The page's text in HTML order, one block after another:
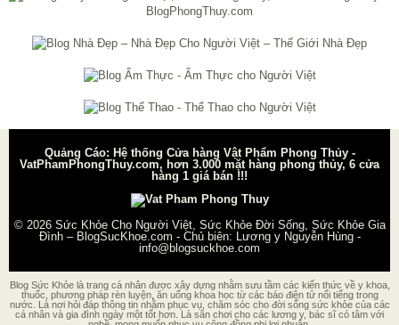
Quảng Cáo: Hệ thống Cửa hàng Vật Phẩm Phong Thủy -
VatPhamPhongThuy.com, hơn 3.000 mặt hàng phong thủy, 6 cửa
hàng 1 giá bán !!!
© 2026 Sức Khỏe Cho Người Việt, Sức Khỏe Đời Sống, Sức Khỏe Gia
Đình – BlogSucKhoe.com - Chủ biên: Lương y Nguyễn Hùng-
info@blogsuckhoe.com
Blog Sức Khỏe là trang cá nhân được xây dựng nhằm sưu tầm các kiến thức về y khoa,
thuốc, phương pháp rèn luyện, ăn uống khoa học từ các báo điện tử nổi tiếng trong
nước. Là nơi hỏi đáp thông tin nhằm phục vụ, chăm sóc cho đời sống sức khỏe của các
cá nhân và gia đình ngày một tốt hơn. Là sân chơi cho các lương y, bác sĩ có tâm với